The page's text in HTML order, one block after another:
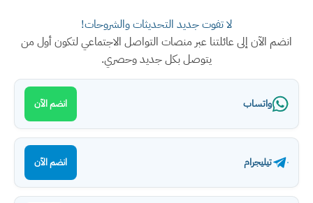
لا تفوت جديد التحديثات والشروحات!
انضم الآن إلى عائلتنا عبر منصات التواصل الاجتماعي لتكون أول من
يتوصل بكل جديد وحصري.
واتساب انضم الآن
تيليجرام انضم الآن